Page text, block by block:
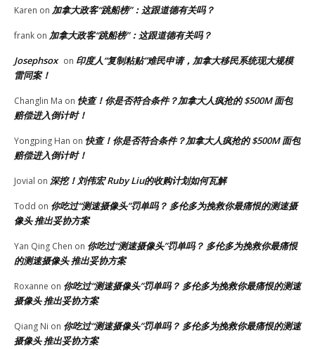
Karen on 加拿大政客“跳船榜”：这跟道德有关吗？
frank on 加拿大政客“跳船榜”：这跟道德有关吗？
Josephsox on 印度人“复制粘贴”难民申请，加拿大移民系统现大规模
雷同案！
Changlin Ma on 快查！你是否符合条件？加拿大人疯抢的 $500M 面包
赔偿进入倒计时！
Yongping Han on 快查！你是否符合条件？加拿大人疯抢的 $500M 面包
赔偿进入倒计时！
Jovial on 深挖！刘伟宏 Ruby Liu的收购计划如何瓦解
Todd on 你吃过“测速摄像头”罚单吗？ 多伦多为挽救你最痛恨的测速摄
像头 推出妥协方案
Yan Qing Chen on 你吃过“测速摄像头”罚单吗？ 多伦多为挽救你最痛恨
的测速摄像头 推出妥协方案
Roxanne on 你吃过“测速摄像头”罚单吗？ 多伦多为挽救你最痛恨的测速
摄像头 推出妥协方案
Qiang Ni on 你吃过“测速摄像头”罚单吗？ 多伦多为挽救你最痛恨的测速
摄像头 推出妥协方案